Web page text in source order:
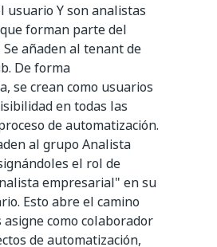
usuario Y son analistas
forman parte del
Se añaden al tenant de
De forma
se crean como usuarios
en todas las
de automatización.
al grupo Analista
el rol de
empresarial" en su
Esto abre el camino
como colaborador
de automatización,